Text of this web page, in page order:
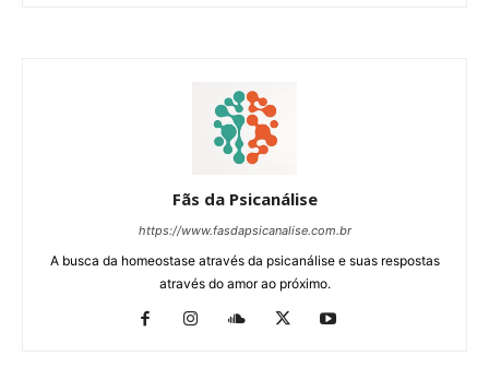
Fãs da Psicanálise
https://www.fasdapsicanalise.com.br
A busca da homeostase através da psicanálise e suas respostas
através do amor ao próximo.